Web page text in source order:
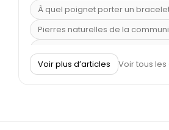
À quel poignet porter un
Pierres naturelles de la
Pierre de lave : propriétés et
Voir plus d’articles Voir tous